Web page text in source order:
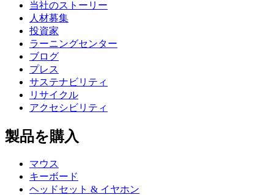
当社のストーリー
人材募集
投資家
ラーニングセンター
ブログ
プレス
サステナビリティ
リサイクル
アクセシビリティ
製品を購入
マウス
キーボード
ヘッドセット & イヤホン